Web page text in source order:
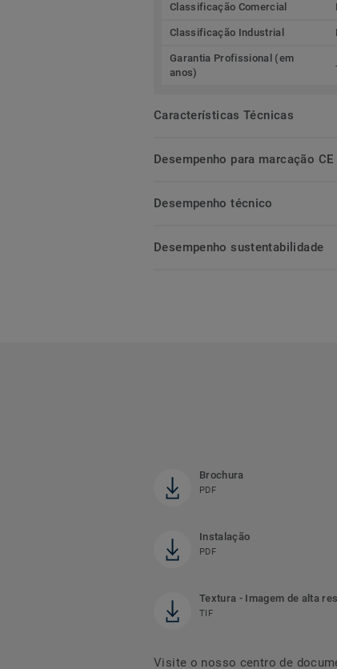
Classificação Comercial
Classificação Industrial
Garantia Profissional (em
anos)
Características Técnicas
Desempenho para marcação CE
Desempenho técnico
Desempenho sustentabilidade
Brochura
PDF
Instalação
PDF
Textura - Imagem de alta
TIF
Visite o nosso centro de